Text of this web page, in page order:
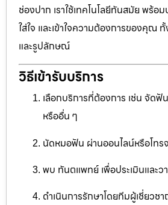
ช่องปาก เราใช้เทคโนโลยีทันสมัย พร้อ
ใส่ใจ และเข้าใจความต้องการของคุณ
และรูปลักษณ์
วิธีเข้ารับบริการ
เลือกบริการที่ต้องการ เช่น จัด
หรืออื่น ๆ
นัดหมอฟัน ผ่านออนไลน์หรือโทร
พบ ทันตแพทย์ เพื่อประเมินและว
ดำเนินการรักษาโดยทีมผู้เชี่ยว